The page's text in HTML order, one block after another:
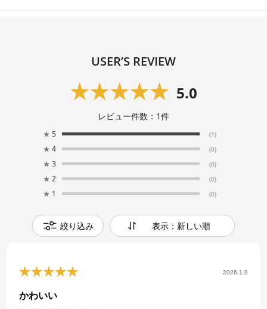
USER’S REVIEW
5.0
レビュー件数： 1件
★ 5 (1)
★ 4 (0)
★ 3 (0)
★ 2 (0)
★ 1 (0)
絞り込み 表示：新しい順
2026.1.9
かわいい